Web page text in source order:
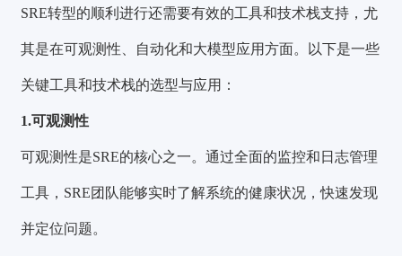
SRE转型的顺利进行还需要有效的工具和技术栈支持，尤
其是在可观测性、自动化和大模型应用方面。以下是一些
关键工具和技术栈的选型与应用：
1.可观测性
可观测性是SRE的核心之一。通过全面的监控和日志管理
工具，SRE团队能够实时了解系统的健康状况，快速发现
并定位问题。